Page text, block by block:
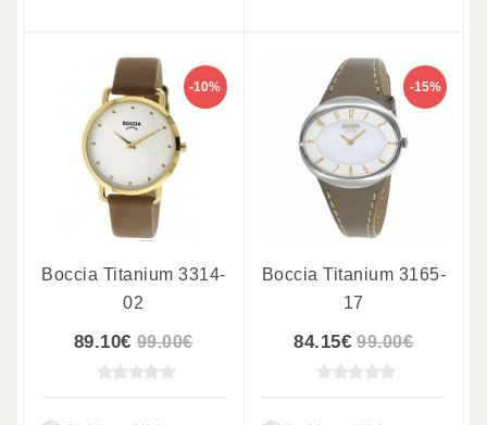
-10%
Boccia Titanium 3314-
02
89.10€ 99.00€
-15%
Boccia Titanium 3165-
17
84.15€ 99.00€